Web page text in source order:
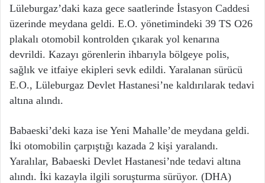
Lüleburgaz’daki kaza gece saatlerinde İstasyon Caddesi
üzerinde meydana geldi. E.O. yönetimindeki 39 TS O26
plakalı otomobil kontrolden çıkarak yol kenarına
devrildi. Kazayı görenlerin ihbarıyla bölgeye polis,
sağlık ve itfaiye ekipleri sevk edildi. Yaralanan sürücü
E.O., Lüleburgaz Devlet Hastanesi’ne kaldırılarak tedavi
altına alındı.
Babaeski’deki kaza ise Yeni Mahalle’de meydana geldi.
İki otomobilin çarpıştığı kazada 2 kişi yaralandı.
Yaralılar, Babaeski Devlet Hastanesi’nde tedavi altına
alındı. İki kazayla ilgili soruşturma sürüyor. (DHA)